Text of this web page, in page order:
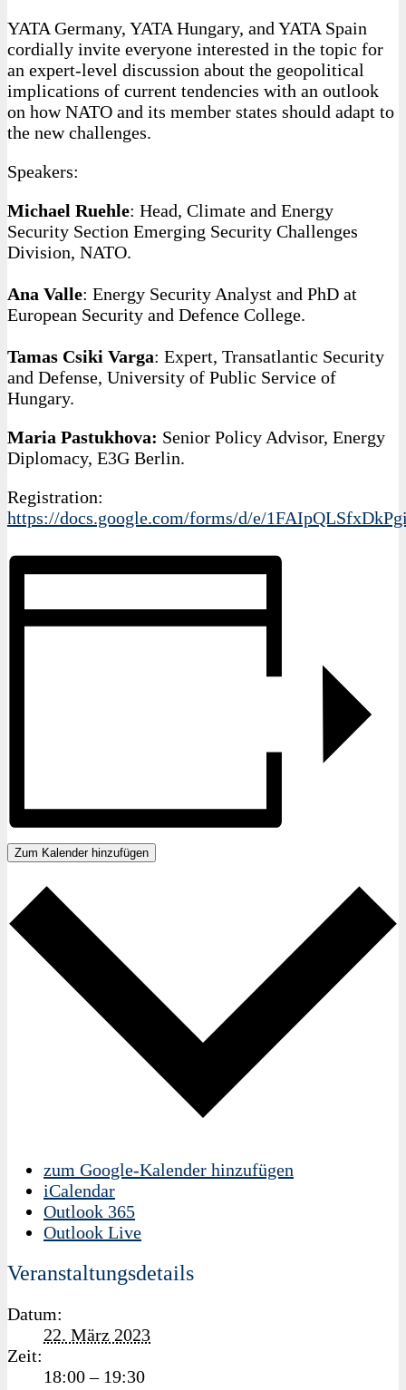
YATA Germany, YATA Hungary, and YATA Spain
cordially invite everyone interested in the topic for
an expert-level discussion about the geopolitical
implications of current tendencies with an outlook
on how NATO and its member states should adapt to
the new challenges.
Speakers:
Michael Ruehle: Head, Climate and Energy
Security Section Emerging Security Challenges
Division, NATO.
Ana Valle: Energy Security Analyst and PhD at
European Security and Defence College.
Tamas Csiki Varga: Expert, Transatlantic Security
and Defense, University of Public Service of
Hungary.
Maria Pastukhova: Senior Policy Advisor, Energy
Diplomacy, E3G Berlin.
Registration:
https://docs.google.com/forms/d/e/
Zum Kalender hinzufügen
zum Google-Kalender hinzufügen
iCalendar
Outlook 365
Outlook Live
Veranstaltungsdetails
Datum:
22. März 2023
Zeit:
18:00 – 19:30